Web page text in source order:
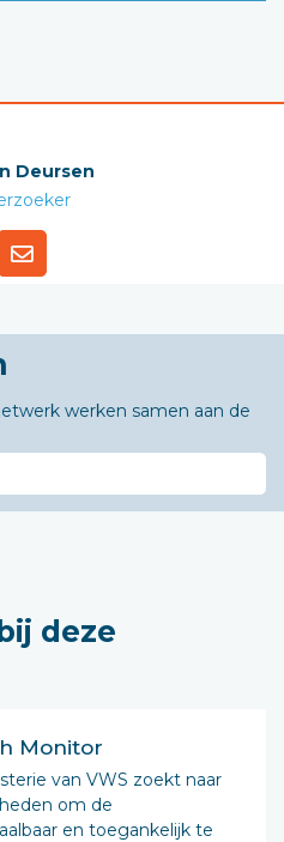
Deursen
werken samen aan de
deze
Monitor
van VWS zoekt naar
om de
en toegankelijk te